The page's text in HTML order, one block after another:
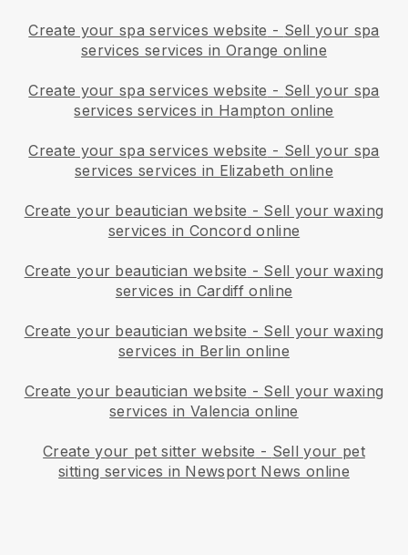
Create your spa services website - Sell your spa
services services in Orange online
Create your spa services website - Sell your spa
services services in Hampton online
Create your spa services website - Sell your spa
services services in Elizabeth online
Create your beautician website - Sell your waxing
services in Concord online
Create your beautician website - Sell your waxing
services in Cardiff online
Create your beautician website - Sell your waxing
services in Berlin online
Create your beautician website - Sell your waxing
services in Valencia online
Create your pet sitter website - Sell your pet
sitting services in Newsport News online